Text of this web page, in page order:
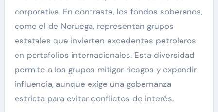
corporativa. En contraste, los fondos soberanos,
como el de Noruega, representan grupos
estatales que invierten excedentes petroleros
en portafolios internacionales. Esta diversidad
permite a los grupos mitigar riesgos y expandir
influencia, aunque exige una gobernanza
estricta para evitar conflictos de interés.